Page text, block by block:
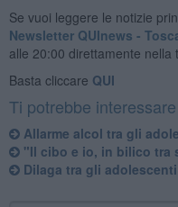
Se vuoi leggere le notizie
Newsletter QUInews -
alle 20:00 direttamente nella
Basta cliccare QUI
Ti potrebbe
Allarme alcol tra gli
"Il cibo e io, in bilico tra
Dilaga tra gli